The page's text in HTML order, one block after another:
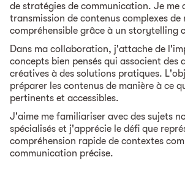
de stratégies de communication. Je me
transmission de contenus complexes de
compréhensible grâce à un storytelling
Dans ma collaboration, j'attache de
concepts bien pensés qui associent des
créatives à des solutions pratiques.
préparer les contenus de manière à ce
pertinents et accessibles.
J'aime me familiariser avec des sujets
spécialisés et j'apprécie le défi que
compréhension rapide de contextes
communication précise.